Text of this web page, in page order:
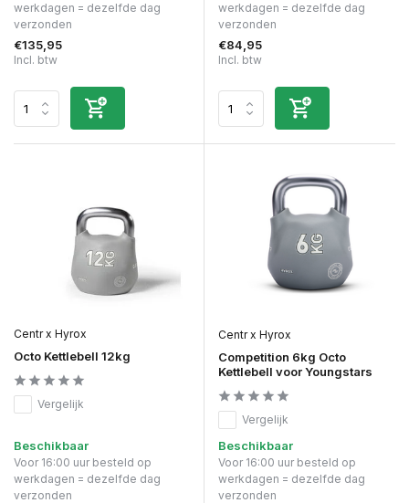
werkdagen = dezelfde dag
verzonden
€135,95
Incl. btw
werkdagen = dezelfde dag
verzonden
€84,95
Incl. btw
Centr x Hyrox
Octo Kettlebell 12kg
Vergelijk
Beschikbaar
Voor 16:00 uur besteld op
werkdagen = dezelfde dag
verzonden
Centr x Hyrox
Competition 6kg Octo
Kettlebell voor Youngstars
Vergelijk
Beschikbaar
Voor 16:00 uur besteld op
werkdagen = dezelfde dag
verzonden